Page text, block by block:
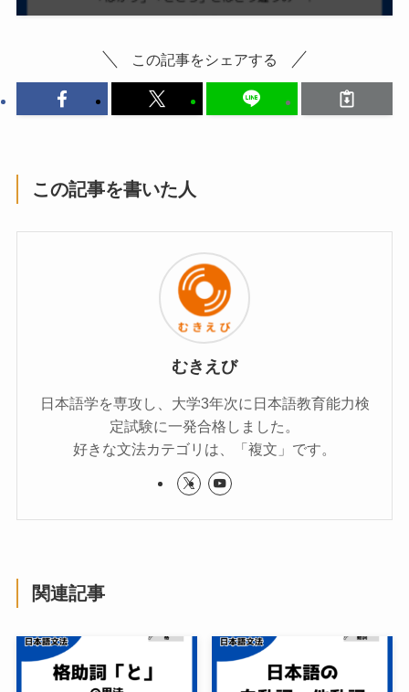
この記事をシェアする
この記事を書いた人
むきえび
日本語学を専攻し、大学3年次に日本語教育能力検
定試験に一発合格しました。
好きな文法カテゴリは、「複文」です。
関連記事